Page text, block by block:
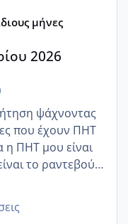
μήνες
2026
ψάχνοντας
που έχουν ΠΗΤ
η ΠΗΤ μου είναι
το ραντεβού
Έχω αρκετό
φαίνεται να